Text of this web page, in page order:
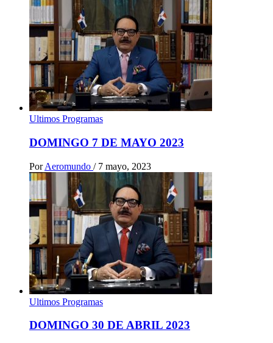
Ultimos Programas
DOMINGO 7 DE MAYO 2023
Por Aeromundo / 7 mayo, 2023
Ultimos Programas
DOMINGO 30 DE ABRIL 2023